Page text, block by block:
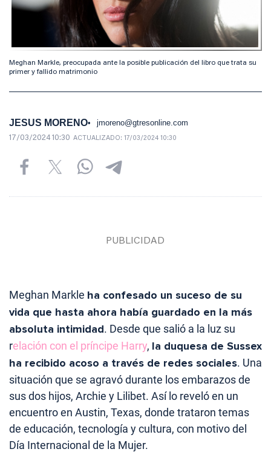
Meghan Markle, preocupada ante la posible publicación del libro que trata su
primer y fallido matrimonio
JESUS MORENO jmoreno@gtresonline.com
17/03/2024 10:30 ACTUALIZADO: 17/03/2024 10:30
Meghan Markle ha confesado un suceso de su
vida que hasta ahora había guardado en la más
absoluta intimidad. Desde que salió a la luz su
relación con el príncipe Harry, la duquesa de Sussex
ha recibido acoso a través de redes sociales. Una
situación que se agravó durante los embarazos de
sus dos hijos, Archie y Lilibet. Así lo reveló en un
encuentro en Austin, Texas, donde trataron temas
de educación, tecnología y cultura, con motivo del
Día Internacional de la Mujer.